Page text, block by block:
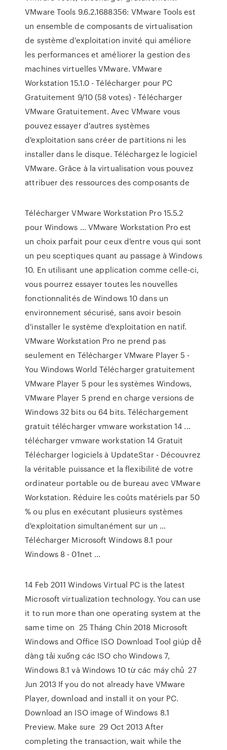
VMware Tools 9.6.2.1688356: VMware Tools est
un ensemble de composants de virtualisation
de système d'exploitation invité qui améliore
les performances et améliorer la gestion des
machines virtuelles VMware. VMware
Workstation 15.1.0 - Télécharger pour PC
Gratuitement 9/10 (58 votes) - Télécharger
VMware Gratuitement. Avec VMware vous
pouvez essayer d'autres systèmes
d'exploitation sans créer de partitions ni les
installer dans le disque. Téléchargez le logiciel
VMware. Grâce à la virtualisation vous pouvez
attribuer des ressources des composants de
Télécharger VMware Workstation Pro 15.5.2
pour Windows ... VMware Workstation Pro est
un choix parfait pour ceux d'entre vous qui sont
un peu sceptiques quant au passage à Windows
10. En utilisant une application comme celle-ci,
vous pourrez essayer toutes les nouvelles
fonctionnalités de Windows 10 dans un
environnement sécurisé, sans avoir besoin
d'installer le système d'exploitation en natif.
VMware Workstation Pro ne prend pas
seulement en Télécharger VMware Player 5 -
You Windows World Télécharger gratuitement
VMware Player 5 pour les systèmes Windows,
VMware Player 5 prend en charge versions de
Windows 32 bits ou 64 bits. Téléchargement
gratuit télécharger vmware workstation 14 ...
télécharger vmware workstation 14 Gratuit
Télécharger logiciels à UpdateStar - Découvrez
la véritable puissance et la flexibilité de votre
ordinateur portable ou de bureau avec VMware
Workstation. Réduire les coûts matériels par 50
% ou plus en exécutant plusieurs systèmes
d'exploitation simultanément sur un …
Télécharger Microsoft Windows 8.1 pour
Windows 8 - 01net ...
14 Feb 2011 Windows Virtual PC is the latest
Microsoft virtualization technology. You can use
it to run more than one operating system at the
same time on 25 Tháng Chín 2018 Microsoft
Windows and Office ISO Download Tool giúp dễ
dàng tải xuống các ISO cho Windows 7,
Windows 8.1 và Windows 10 từ các máy chủ 27
Jun 2013 If you do not already have VMware
Player, download and install it on your PC.
Download an ISO image of Windows 8.1
Preview. Make sure 29 Oct 2013 After
completing the transaction, wait while the